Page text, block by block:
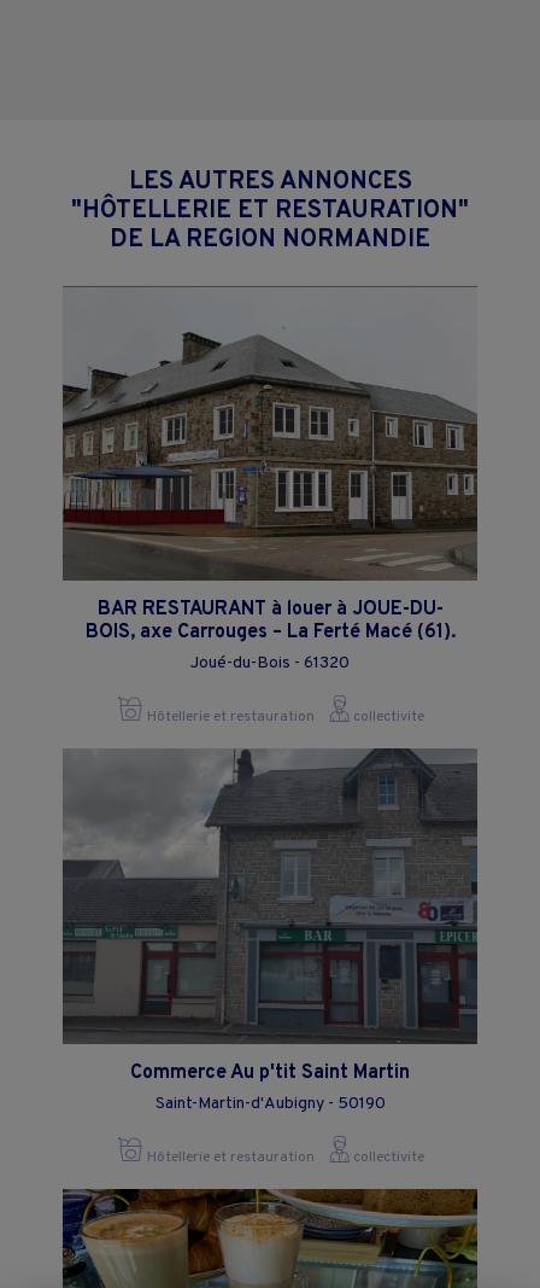
LES AUTRES ANNONCES
"HÔTELLERIE ET RESTAURATION"
DE LA REGION NORMANDIE
BAR RESTAURANT à louer à JOUE-DU-
BOIS, axe Carrouges – La Ferté Macé (61).
Joué-du-Bois - 61320
Hôtellerie et restauration collectivite
Commerce Au p'tit Saint Martin
Saint-Martin-d'Aubigny - 50190
Hôtellerie et restauration collectivite